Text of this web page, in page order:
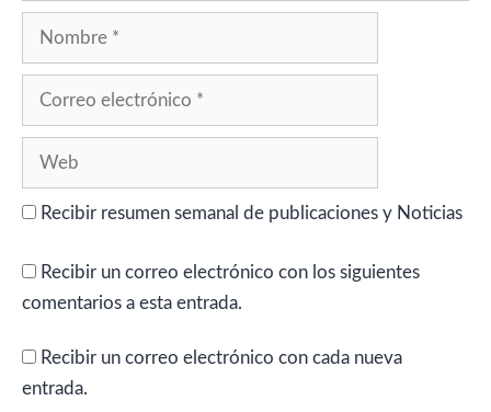
Recibir resumen semanal de publicaciones y Noticias
Recibir un correo electrónico con los siguientes
comentarios a esta entrada.
Recibir un correo electrónico con cada nueva
entrada.